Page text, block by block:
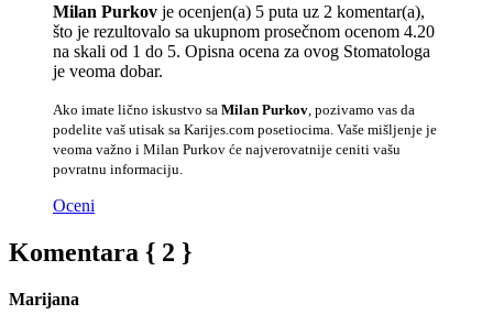
Milan Purkov je ocenjen(a) 5 puta uz 2 komentar(a),
što je rezultovalo sa ukupnom prosečnom ocenom 4.20
na skali od 1 do 5. Opisna ocena za ovog Stomatologa
je veoma dobar.
Ako imate lično iskustvo sa Milan Purkov , pozivamo vas da
podelite vaš utisak sa Karijes.com posetiocima. Vaše mišljenje je
veoma važno i Milan Purkov će najverovatnije ceniti vašu
povratnu informaciju.
Oceni
Komentara { 2 }
Marijana